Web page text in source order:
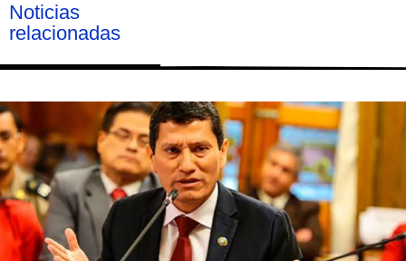
Noticias
relacionadas
Página
Página
Página
Página
Página